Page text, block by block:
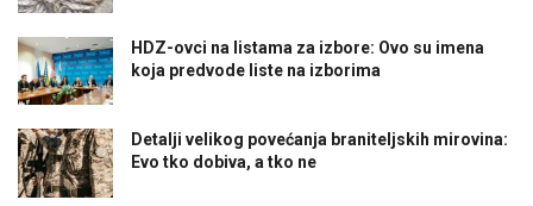
HDZ-ovci na listama za izbore: Ovo su imena
koja predvode liste na izborima
Detalji velikog povećanja braniteljskih mirovina:
Evo tko dobiva, a tko ne